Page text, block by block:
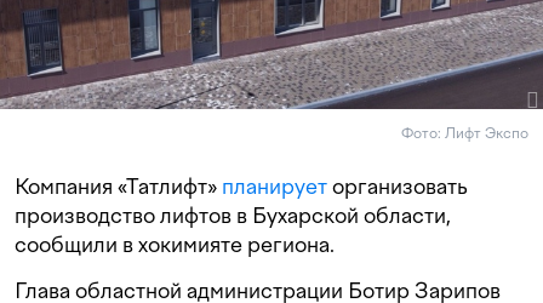
Фото: Лифт Экспо
Компания «Татлифт» планируеторганизовать
производство лифтов в Бухарской области,
сообщили в хокимияте региона.
Глава областной администрации Ботир Зарипов